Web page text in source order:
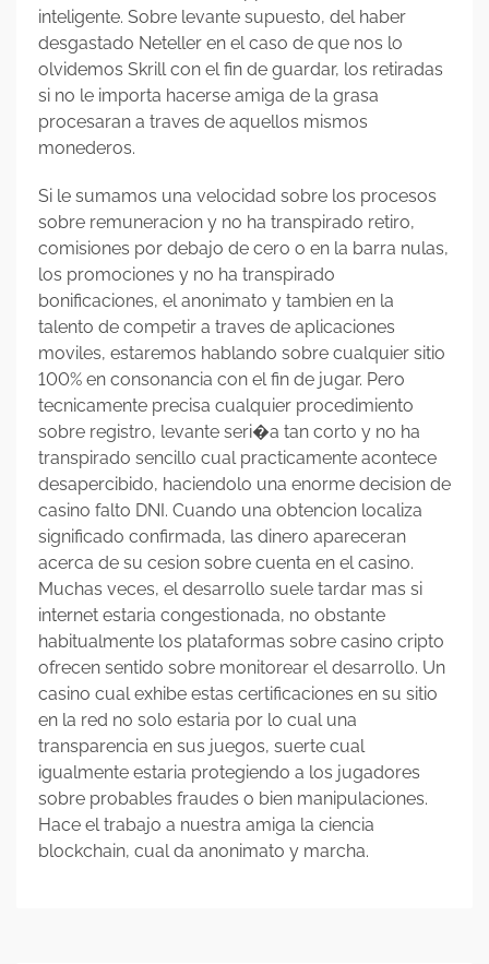
inteligente. Sobre levante supuesto, del haber
desgastado Neteller en el caso de que nos lo
olvidemos Skrill con el fin de guardar, los retiradas
si no le importa hacerse amiga de la grasa
procesaran a traves de aquellos mismos
monederos.
Si le sumamos una velocidad sobre los procesos
sobre remuneracion y no ha transpirado retiro,
comisiones por debajo de cero o en la barra nulas,
los promociones y no ha transpirado
bonificaciones, el anonimato y tambien en la
talento de competir a traves de aplicaciones
moviles, estaremos hablando sobre cualquier sitio
100% en consonancia con el fin de jugar. Pero
tecnicamente precisa cualquier procedimiento
sobre registro, levante seri�a tan corto y no ha
transpirado sencillo cual practicamente acontece
desapercibido, haciendolo una enorme decision de
casino falto DNI. Cuando una obtencion localiza
significado confirmada, las dinero apareceran
acerca de su cesion sobre cuenta en el casino.
Muchas veces, el desarrollo suele tardar mas si
internet estaria congestionada, no obstante
habitualmente los plataformas sobre casino cripto
ofrecen sentido sobre monitorear el desarrollo. Un
casino cual exhibe estas certificaciones en su sitio
en la red no solo estaria por lo cual una
transparencia en sus juegos, suerte cual
igualmente estaria protegiendo a los jugadores
sobre probables fraudes o bien manipulaciones.
Hace el trabajo a nuestra amiga la ciencia
blockchain, cual da anonimato y marcha.